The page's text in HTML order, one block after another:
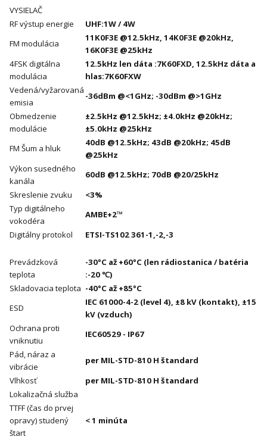
VYSIELAČ
RF výstup energie
UHF:1W / 4W
FM modulácia
11K0F3E @12.5kHz, 14K0F3E @20kHz,
16K0F3E @25kHz
4FSK digitálna
modulácia
12.5kHz len dáta :7K60FXD, 12.5kHz dáta a
hlas:7K60FXW
Vedená/vyžarovaná
emisia
-36dBm @<1GHz; -30dBm @>1GHz
Obmedzenie
modulácie
±2.5kHz @12.5kHz; ±4.0kHz @20kHz;
±5.0kHz @25kHz
FM Šum a hluk
40dB @12.5kHz; 43dB @20kHz; 45dB
@25kHz
Výkon susedného
kanála
60dB @12.5kHz; 70dB @20/25kHz
Skreslenie zvuku
<3%
Typ digitálneho
vokodéra
AMBE+2™
Digitálny protokol
ETSI-TS102 361-1,-2,-3
Prevádzková
teplota
-30°C až +60°C (len rádiostanica / batéria
:-20 ℃)
Skladovacia teplota -40°C až +85°C
ESD
IEC 61000-4-2 (level 4), ±8 kV (kontakt), ±15
kV (vzduch)
Ochrana proti
vniknutiu
IEC60529 - IP67
Pád, náraz a
vibrácie
per MIL-STD-810 H štandard
Vlhkosť
per MIL-STD-810 H štandard
Lokalizačná služba
TTFF (čas do prvej
opravy) studený
štart
< 1 minúta